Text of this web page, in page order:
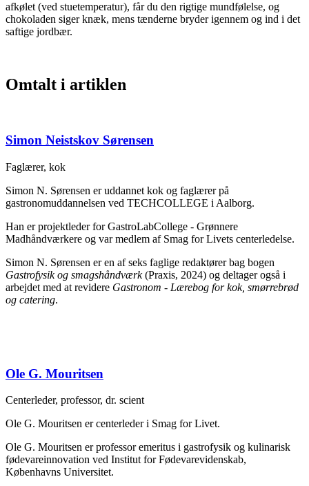
afkølet (ved stuetemperatur), får du den rigtige mundfølelse, og
chokoladen siger knæk, mens tænderne bryder igennem og ind i det
saftige jordbær.
Omtalt i artiklen
Simon Neistskov Sørensen
Faglærer, kok
Simon N. Sørensen er uddannet kok og faglærer på
gastronomuddannelsen ved TECHCOLLEGE i Aalborg.
Han er projektleder for GastroLabCollege - Grønnere
Madhåndværkere og var medlem af Smag for Livets centerledelse.
Simon N. Sørensen er en af seks faglige redaktører bag bogen
Gastrofysik og smagshåndværk(Praxis, 2024) og deltager også i
arbejdet med at revidere Gastronom - Lærebog for kok, smørrebrød
og catering.
Ole G. Mouritsen
Centerleder, professor, dr. scient
Ole G. Mouritsen er centerleder i Smag for Livet.
Ole G. Mouritsen er professor emeritus i gastrofysik og kulinarisk
fødevareinnovation ved Institut for Fødevarevidenskab,
Københavns Universitet.